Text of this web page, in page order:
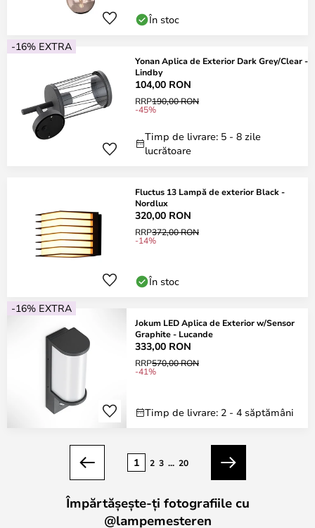
În stoc
-16% EXTRA
Yonan Aplica de Exterior Dark Grey/Clear -
Lindby
104,00 RON
RRP190,00 RON
-45%
Timp de livrare: 5 - 8 zile
lucrătoare
Fluctus 13 Lampă de exterior Black -
Nordlux
320,00 RON
RRP372,00 RON
-14%
În stoc
-16% EXTRA
Jokum LED Aplica de Exterior w/Sensor
Graphite - Lucande
333,00 RON
RRP570,00 RON
-41%
Timp de livrare: 2 - 4 săptămâni
Anterior
1 2 3 ... 20
Următorul
Împărtășește-ți fotografiile cu
@lampemesteren